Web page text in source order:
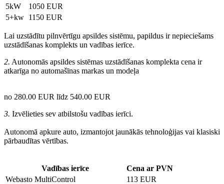
5kW
1050 EUR
5+kw 1150 EUR
Lai uzstādītu pilnvērtīgu apsildes sistēmu, papildus ir nepieciešams
uzstādīšanas komplekts un vadības ierīce.
2. Autonomās apsildes sistēmas uzstādīšanas komplekta cena ir
atkarīga no automašīnas markas un modeļa
no 280.00 EUR līdz 540.00 EUR
3. Izvēlieties sev atbilstošu vadības ierīci.
Autonomā apkure auto, izmantojot jaunākās tehnoloģijas vai klasiski
pārbaudītas vērtības.
Vadības ierīce
Cena ar PVN
Webasto MultiControl
113 EUR